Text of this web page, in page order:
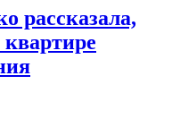
рассказала,